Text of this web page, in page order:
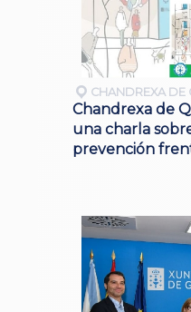
CHANDREXA DE
Chandrexa de
una charla
prevención